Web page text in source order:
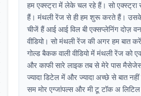
हम एक्स्ट्रा में लेके चल रहे हैं। सो
हैं। मंथली रेंज से ही हम शुरू करते हैं। उसके
चीजें हैं आई आई विल बी एक्सप्लेनिंग दोज़
वीडियो। सो मंथली रेंज की अगर हम बात
गोल्ड बैकक वाली वीडियो में मंथली रेंज को
और काफी सारे लाइक तब से मेरे पास
ज्यादा डिटेल में और ज्यादा अच्छे से बात
सम मोर एग्जांपल्स और मी टू टॉक अ